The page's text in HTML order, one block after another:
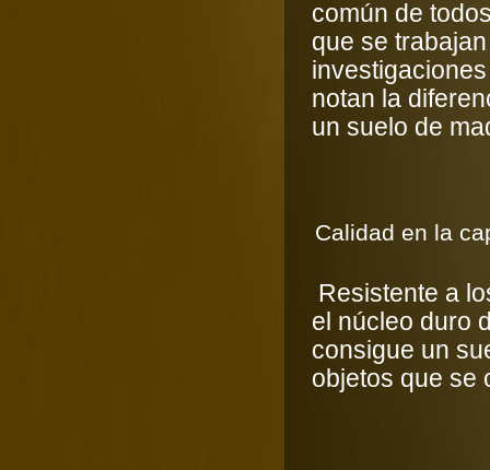
común de
que se
notan la
un suelo de
Calidad en la
Resistente a
el núcleo duro
consigue un
objetos que se